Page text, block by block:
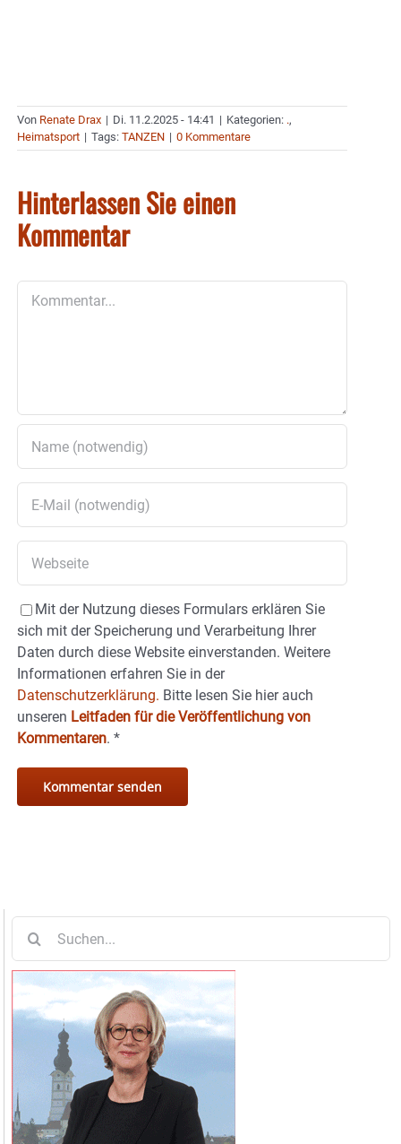
Von Renate Drax | Di. 11.2.2025 - 14:41 | Kategorien: .,
Heimatsport | Tags: TANZEN | 0 Kommentare
Hinterlassen Sie einen
Kommentar
Mit der Nutzung dieses Formulars erklären Sie
sich mit der Speicherung und Verarbeitung Ihrer
Daten durch diese Website einverstanden. Weitere
Informationen erfahren Sie in der
Datenschutzerklärung. Bitte lesen Sie hier auch
unseren Leitfaden für die Veröffentlichung von
Kommentaren. *
nach: